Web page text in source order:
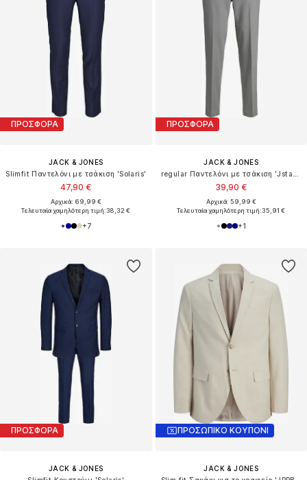
ΠΡΟΣΦΟΡΑ
JACK & JONES
Slimfit Παντελόνι με τσάκιση 'Solaris'
47,90 €
Αρχικά: 69,99 €
Τελευταία χαμηλότερη τιμή:38,32 €
+7
ΠΡΟΣΦΟΡΑ
JACK & JONES
39,90 €
Αρχικά: 59,99 €
Τελευταία χαμηλότερη τιμή:35,91 €
+1
ΠΡΟΣΦΟΡΑ
JACK & JONES
ΠΡΟΣΩΠΙΚΟ ΚΟΥΠΟΝΙ
JACK & JONES